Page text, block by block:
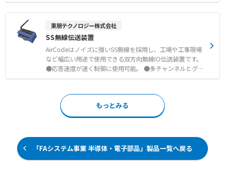
●各社PLCやサーボアンプなどとのコネクタ接続中継 ●キ
ーエンスKVシリーズのI/Oカードへの接続 ●35mmのDIN
レール取付による省スペースな配置
e-CONコネクタ・MILコネクタ・端子台コネクタ ●DINレ
力・アナログ入力ユニットに設定可能） ●通信異常時の出
力設定可能 （デジタル出力・アナログ出力ユニットに設定
可能） ●CEマーキング適合
東朋テクノロジー株式会社
SS無線伝送装置
AirCodeはノイズに強いSS無線を採用し、工場や工事現場
など幅広い用途で使用できる双方向無線IO伝送装置です。
●応答速度が速く制御に使用可能。 ●多チャンネルとグル
ープID機能により、混信や誤動作を回避。 ●指向性アンテ
し、スイッチ等を直接接続可能。
もっとみる
「FAシステム事業 半導体・電子部品」製品一覧へ戻る